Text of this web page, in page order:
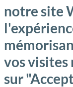
notre site
vos visites
sur